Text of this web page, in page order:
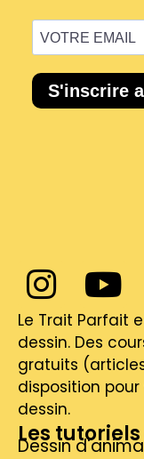
Le Trait Parfait
dessin. Des
gratuits
disposition
dessin.
Les
Dessin